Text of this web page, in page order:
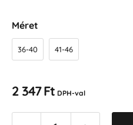
Méret
36-40 41-46
2 347 Ft DPH-val